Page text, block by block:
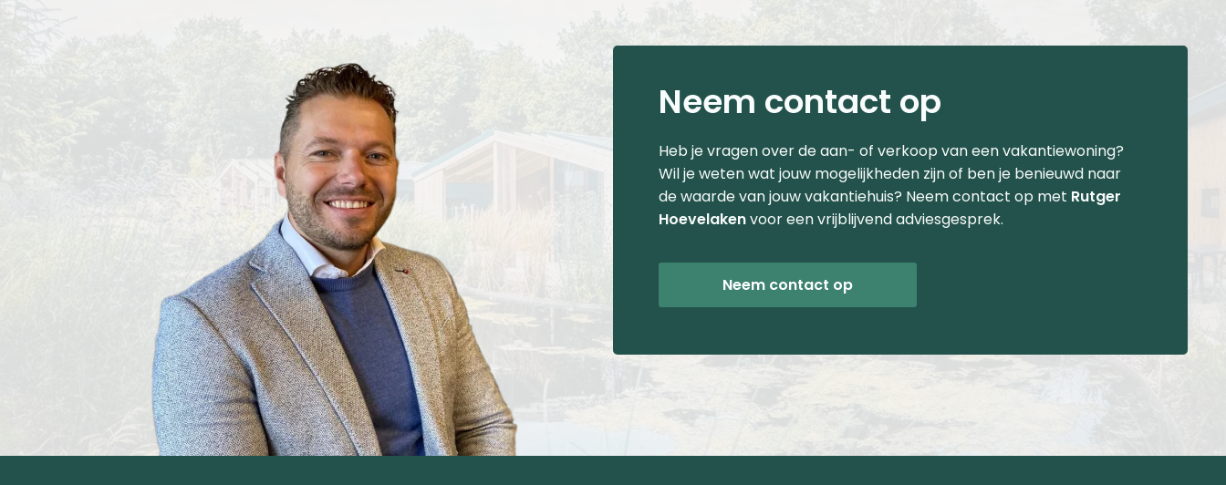
Neem contact op
Heb je vragen over de aan- of verkoop van een vakantiewoning?
Wil je weten wat jouw mogelijkheden zijn of ben je benieuwd naar
de waarde van jouw vakantiehuis? Neem contact op met Rutger
Hoevelakenvoor een vrijblijvend adviesgesprek.
Neem contact op